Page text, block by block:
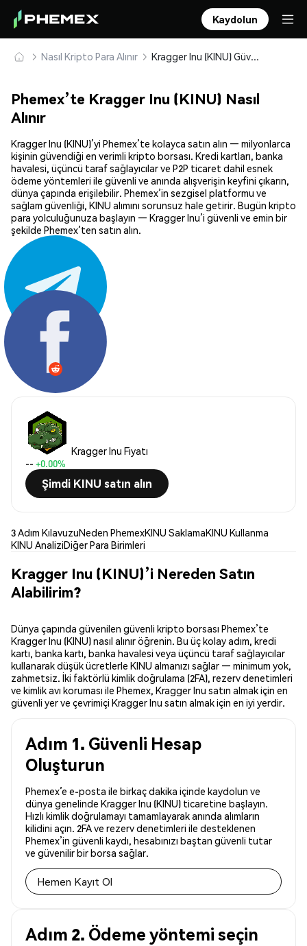
Kaydolun
Nasıl Kripto Para Alınır Kragger Inu (KINU) Güvenle Satın Alın ve Saklayın
Phemex’te Kragger Inu (KINU) Nasıl
Alınır
Kragger Inu (KINU)’yi Phemex’te kolayca satın alın — milyonlarca
kişinin güvendiği en verimli kripto borsası. Kredi kartları, banka
havalesi, üçüncü taraf sağlayıcılar ve P2P ticaret dahil esnek
ödeme yöntemleri ile güvenli ve anında alışverişin keyfini çıkarın,
dünya çapında erişilebilir. Phemex’in sezgisel platformu ve
sağlam güvenliği, KINU alımını sorunsuz hale getirir. Bugün kripto
para yolculuğunuza başlayın — Kragger Inu’i güvenli ve emin bir
şekilde Phemex’ten satın alın.
Paylaş:
Kragger Inu Fiyatı
-- +0.00%
Şimdi KINU satın alın
3 Adım KılavuzuNeden PhemexKINU SaklamaKINU Kullanma
KINU AnaliziDiğer Para Birimleri
Kragger Inu (KINU)’i Nereden Satın
Alabilirim?
Dünya çapında güvenilen güvenli kripto borsası Phemex’te
Kragger Inu (KINU) nasıl alınır öğrenin. Bu üç kolay adım, kredi
kartı, banka kartı, banka havalesi veya üçüncü taraf sağlayıcılar
kullanarak düşük ücretlerle KINU almanızı sağlar — minimum yok,
zahmetsiz. İki faktörlü kimlik doğrulama (2FA), rezerv denetimleri
ve kimlik avı koruması ile Phemex, Kragger Inu satın almak için en
güvenli yer ve çevrimiçi Kragger Inu satın almak için en iyi yerdir.
Adım 1. Güvenli Hesap
Oluşturun
Phemex’e e-posta ile birkaç dakika içinde kaydolun ve
dünya genelinde Kragger Inu (KINU) ticaretine başlayın.
Hızlı kimlik doğrulamayı tamamlayarak anında alımların
kilidini açın. 2FA ve rezerv denetimleri ile desteklenen
Phemex’in güvenli kaydı, hesabınızı baştan güvenli tutar
ve güvenilir bir borsa sağlar.
Hemen Kayıt Ol
Adım 2. Ödeme yöntemi seçin